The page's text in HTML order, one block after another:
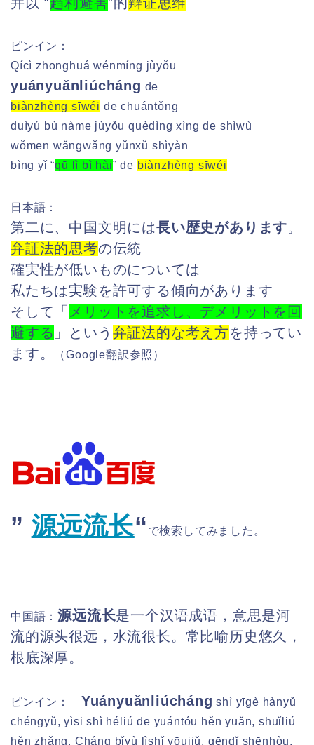
ピンイン：
Qícì zhōnghuá wénmíng jùyǒu
yuányuǎnliúcháng de
biànzhèng sīwéi de chuántǒng
duìyú bù nàme jùyǒu quèdìng xìng de shìwù
wǒmen wǎngwǎng yǔnxǔ shìyàn
bìng yǐ “qū lì bì hài” de biànzhèng sīwéi
日本語：
第二に、中国文明には長い歴史があります。
弁証法的思考の伝統
確実性が低いものについては
私たちは実験を許可する傾向があります
そして「 メリットを追求し、デメリットを回
避する 」という 弁証法的な考え方を持ってい
ます。
（Google翻訳参照）
” 源远流长“ で検索してみました。
中国語：源远流长是一个汉语成语，意思是河
流的源头很远，水流很长。常比喻历史悠久，
根底深厚。
ピンイン： Yuányuǎnliúcháng shì yīgè hànyǔ
chéngyǔ, yìsi shì héliú de yuántóu hěn yuǎn, shuǐliú
hěn zhǎng. Cháng bǐyù lìshǐ yōujiǔ, gēndǐ shēnhòu.